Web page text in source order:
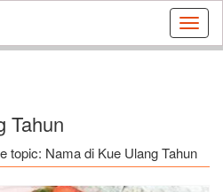
Buat
kartu
gratis
Tahun
topic: Nama di Kue Ulang Tahun